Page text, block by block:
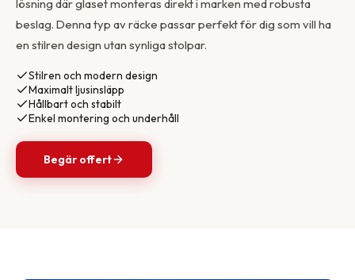
lösning där glaset monteras direkt i marken med robusta
beslag. Denna typ av räcke passar perfekt för dig som vill ha
en stilren design utan synliga stolpar.
Stilren och modern design
Maximalt ljusinsläpp
Hållbart och stabilt
Enkel montering och underhåll
Begär offert